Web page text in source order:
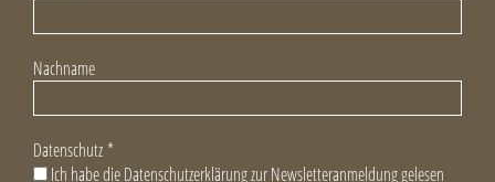
Nachname
Datenschutz *
Ich habe die Datenschutzerklärung zur Newsletteranmeldung gelesen